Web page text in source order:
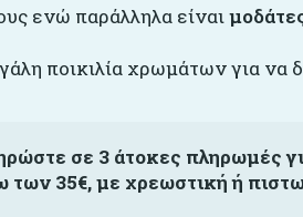
ενώ παράλληλα είναι
ποικιλία χρωμάτων για να
σε 3 άτοκες πληρωμές
των 35€, με χρεωστική ή